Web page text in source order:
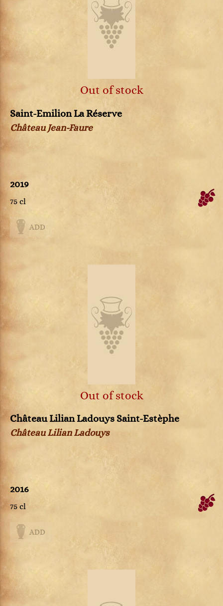
Out of stock
Saint-Emilion La Réserve
Château Jean-Faure
2019
75 cl
ADD
Out of stock
Château Lilian Ladouys Saint-Estèphe
Château Lilian Ladouys
2016
75 cl
ADD